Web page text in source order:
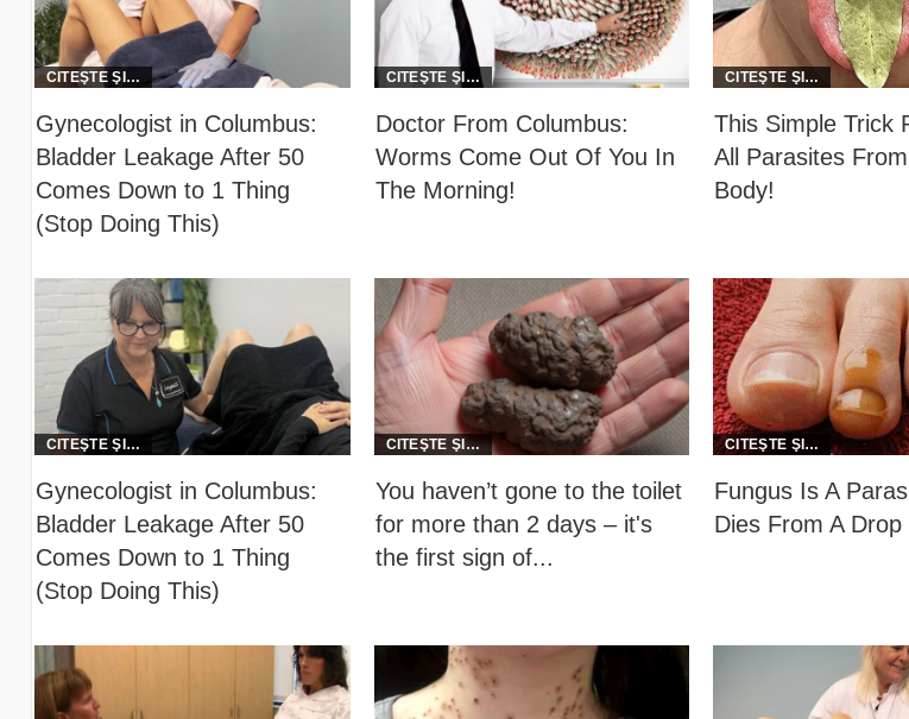
Gynecologist in Columbus:
Bladder Leakage After 50
Comes Down to 1 Thing
(Stop Doing This)
Doctor From Columbus:
Worms Come Out Of You In
The Morning!
This Simple Trick
All Parasites
Body!
Gynecologist in Columbus:
Bladder Leakage After 50
Comes Down to 1 Thing
(Stop Doing This)
You haven’t gone to the toilet
for more than 2 days – it's
the first sign of...
Fungus Is A
Dies From A